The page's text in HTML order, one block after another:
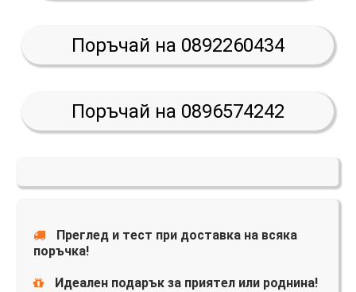
Поръчай на 0892260434
Поръчай на 0896574242
Преглед и тест при доставка на всяка
поръчка!
Идеален подарък за приятел или роднина!